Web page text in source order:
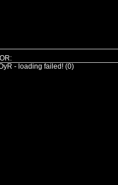
- loading failed! (0)